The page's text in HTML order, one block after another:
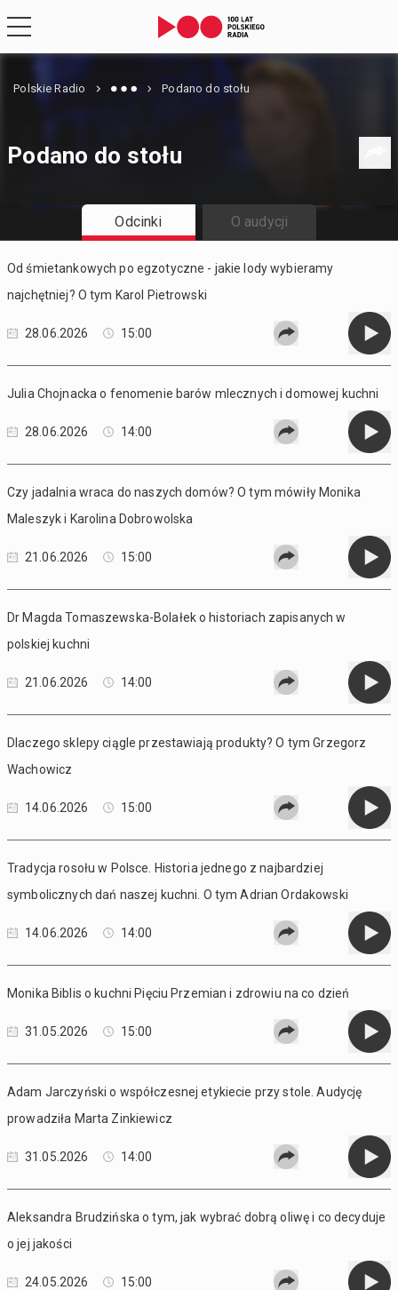
Polskie Radio Podano do stołu
Podano do stołu
Odcinki O audycji
Od śmietankowych po egzotyczne - jakie lody wybieramy
najchętniej? O tym Karol Pietrowski
28.06.2026 15:00
Julia Chojnacka o fenomenie barów mlecznych i domowej kuchni
28.06.2026 14:00
Czy jadalnia wraca do naszych domów? O tym mówiły Monika
Maleszyk i Karolina Dobrowolska
21.06.2026 15:00
Dr Magda Tomaszewska-Bolałek o historiach zapisanych w
polskiej kuchni
21.06.2026 14:00
Dlaczego sklepy ciągle przestawiają produkty? O tym Grzegorz
Wachowicz
14.06.2026 15:00
Tradycja rosołu w Polsce. Historia jednego z najbardziej
symbolicznych dań naszej kuchni. O tym Adrian Ordakowski
14.06.2026 14:00
Monika Biblis o kuchni Pięciu Przemian i zdrowiu na co dzień
31.05.2026 15:00
Adam Jarczyński o współczesnej etykiecie przy stole. Audycję
prowadziła Marta Zinkiewicz
31.05.2026 14:00
Aleksandra Brudzińska o tym, jak wybrać dobrą oliwę i co decyduje
o jej jakości
24.05.2026 15:00